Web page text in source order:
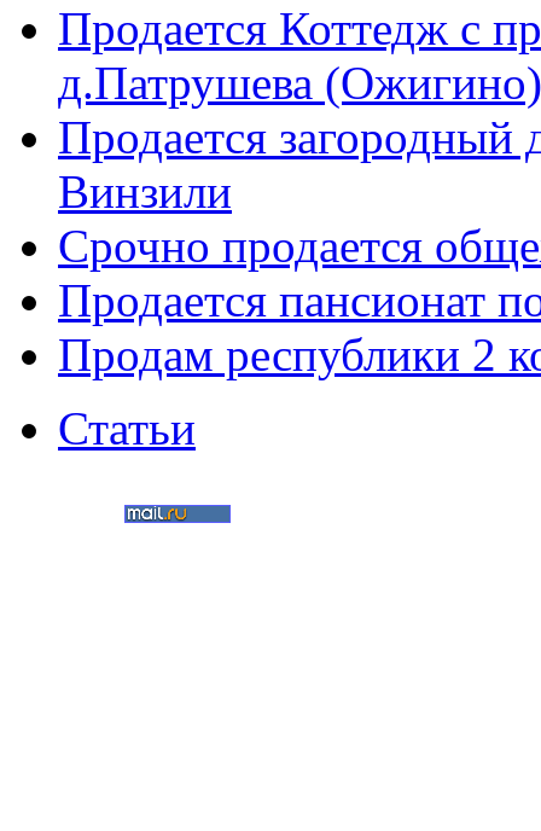
Продается Коттедж с
д.Патрушева
Продается
Винзили
Срочно продается
Продается пансионат
Продам республики 2
Статьи